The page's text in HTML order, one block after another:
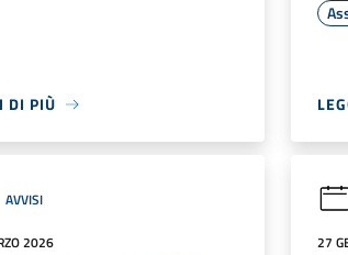
DI PIÙ
AVVISI
2026 27